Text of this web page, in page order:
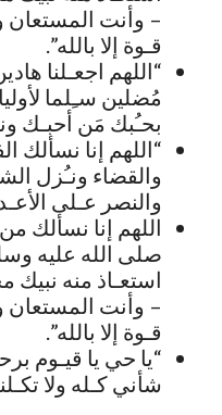
– وأنت المستعان
قـوة إلا بالله”.
“اللهم اجعـلنا
مُضلين سـِلما
بحـُبك مَن أحبـك
“اللهم إنا نسألك
والقضاء ونـُزل
والنصر عـلى
اللهم إنا نسألك
صلى الله عليه
استعـاذ منه
– وأنت المستعان
قـوة إلا بالله”.
“يا حي يا قيـوم
شأني كـله ولا